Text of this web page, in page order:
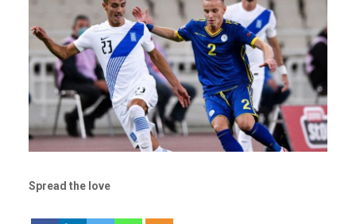
Spread the love